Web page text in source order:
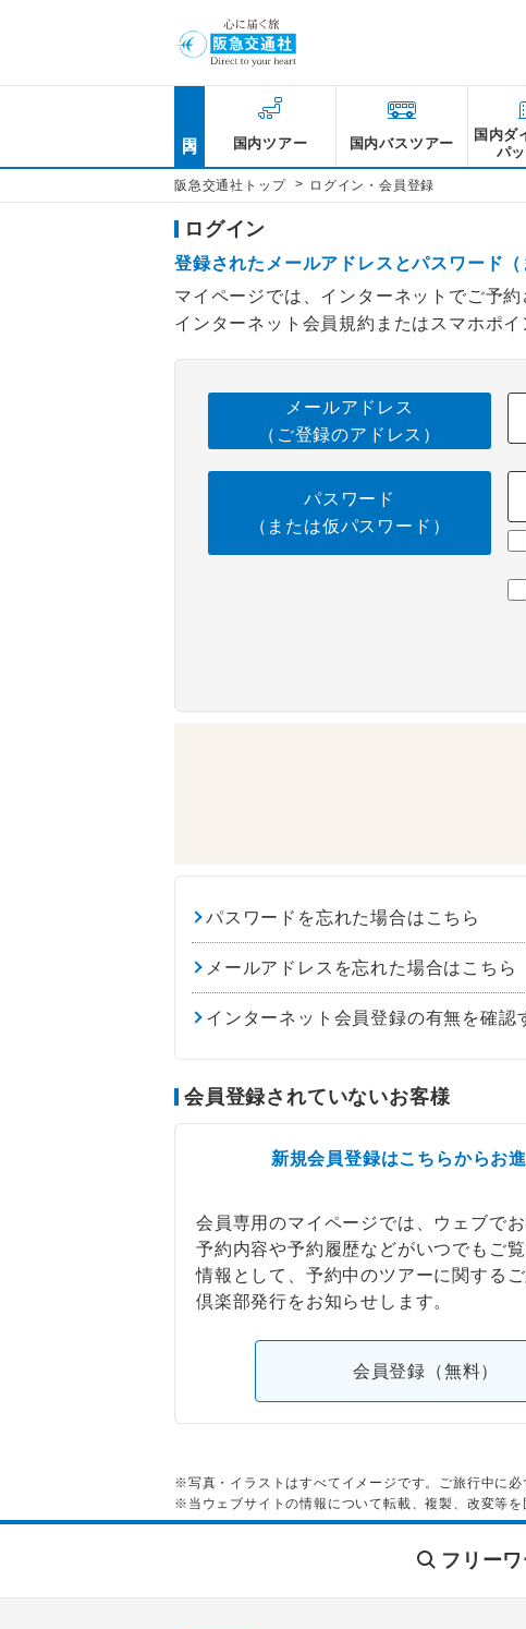
国内ツアー 国内バスツアー
国内ダ
パ
阪急交通社トップ > ログイン・会員登録
ログイン
登録されたメールアドレスとパスワード
マイページでは、インターネットでご予
インターネット会員規約またはスマホポ
メールアドレス
（ご登録のアドレス）
パスワード
（または仮パスワード）
パスワードを忘れた場合はこちら
メールアドレスを忘れた場合はこちら
インターネット会員登録の有無を確認
会員登録されていないお客様
新規会員登録はこちらからお
会員専用のマイページでは、ウェブで
予約内容や予約履歴などがいつでもご
情報として、予約中のツアーに関する
倶楽部発行をお知らせします。
会員登録（無料）
※写真・イラストはすべてイメージです。ご旅行中に
※当ウェブサイトの情報について転載、複製、改変等を
フリー